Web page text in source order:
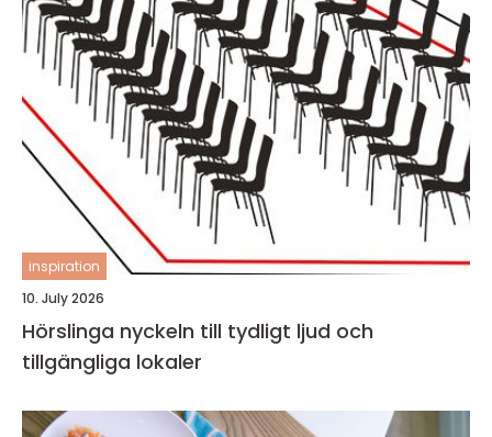
inspiration
10. July 2026
Hörslinga nyckeln till tydligt ljud och
tillgängliga lokaler